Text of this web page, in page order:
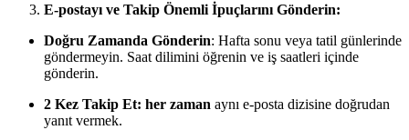
E-postayı ve Takip Önemli İpuçlarını Gönderin:
Doğru Zamanda Gönderin: Hafta sonu veya tatil günlerinde
göndermeyin. Saat dilimini öğrenin ve iş saatleri içinde
gönderin.
2 Kez Takip Et: her zaman aynı e-posta dizisine doğrudan
yanıt vermek.